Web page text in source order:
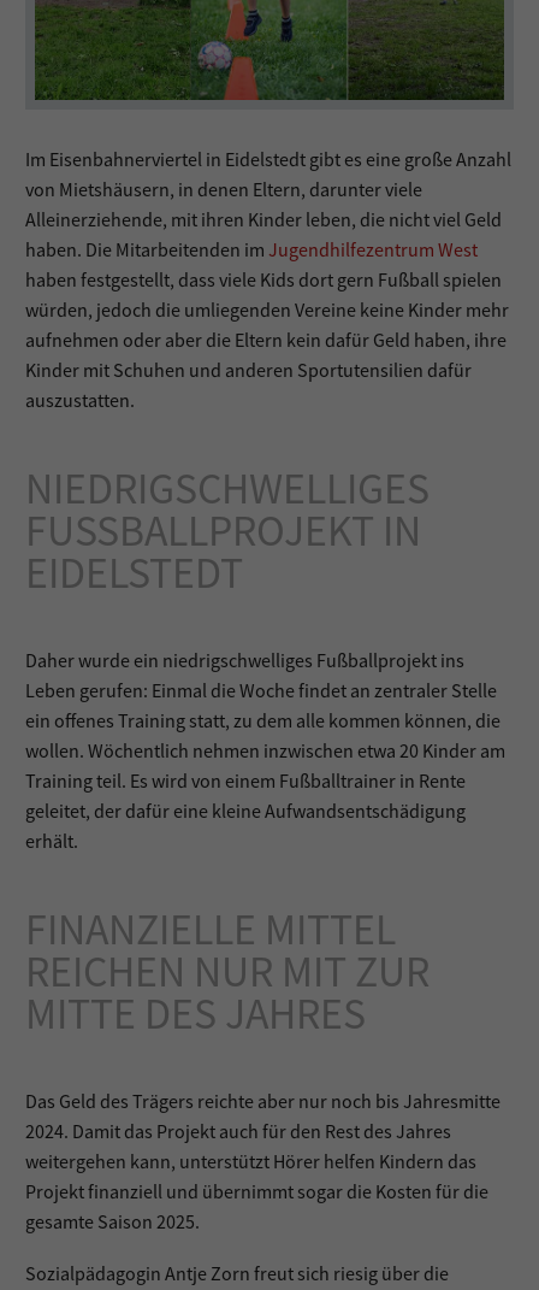
Im Eisenbahnerviertel in Eidelstedt gibt es eine große Anzahl
von Mietshäusern, in denen Eltern, darunter viele
Alleinerziehende, mit ihren Kinder leben, die nicht viel Geld
haben. Die Mitarbeitenden im Jugendhilfezentrum West
haben festgestellt, dass viele Kids dort gern Fußball spielen
würden, jedoch die umliegenden Vereine keine Kinder mehr
aufnehmen oder aber die Eltern kein dafür Geld haben, ihre
Kinder mit Schuhen und anderen Sportutensilien dafür
auszustatten.
NIEDRIGSCHWELLIGES
FUSSBALLPROJEKT IN E
IDELSTEDT
Daher wurde ein niedrigschwelliges Fußballprojekt ins
Leben gerufen: Einmal die Woche findet an zentraler Stelle
ein offenes Training statt, zu dem alle kommen können, die
wollen. Wöchentlich nehmen inzwischen etwa 20 Kinder am
Training teil. Es wird von einem Fußballtrainer in Rente
geleitet, der dafür eine kleine Aufwandsentschädigung
erhält.
FINANZIELLE MITTEL
REICHEN NUR MIT ZUR
MITTE DES JAHRES
Das Geld des Trägers reichte aber nur noch bis Jahresmitte
2024. Damit das Projekt auch für den Rest des Jahres
weitergehen kann, unterstützt Hörer helfen Kindern das
Projekt finanziell und übernimmt sogar die Kosten für die
gesamte Saison 2025.
Sozialpädagogin Antje Zorn freut sich riesig über die